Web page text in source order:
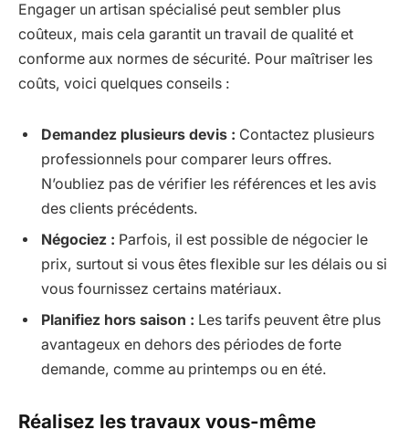
Engager un artisan spécialisé peut sembler plus
coûteux, mais cela garantit un travail de qualité et
conforme aux normes de sécurité. Pour maîtriser les
coûts, voici quelques conseils :
Demandez plusieurs devis : Contactez plusieurs
professionnels pour comparer leurs offres.
N’oubliez pas de vérifier les références et les avis
des clients précédents.
Négociez : Parfois, il est possible de négocier le
prix, surtout si vous êtes flexible sur les délais ou si
vous fournissez certains matériaux.
Planifiez hors saison : Les tarifs peuvent être plus
avantageux en dehors des périodes de forte
demande, comme au printemps ou en été.
Réalisez les travaux vous-même